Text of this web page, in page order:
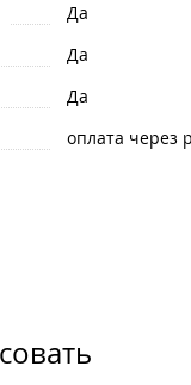
Да
Да
Да
оплата через